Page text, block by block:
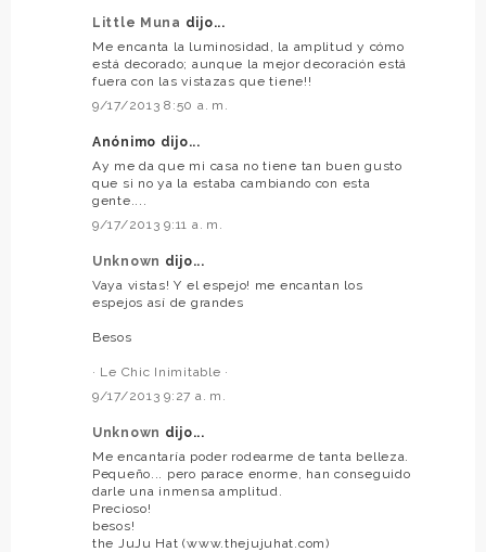
Little Muna dijo...
Me encanta la luminosidad, la amplitud y cómo
está decorado; aunque la mejor decoración está
fuera con las vistazas que tiene!!
9/17/2013 8:50 a. m.
Anónimo dijo...
Ay me da que mi casa no tiene tan buen gusto
que si no ya la estaba cambiando con esta
gente....
9/17/2013 9:11 a. m.
Unknown dijo...
Vaya vistas! Y el espejo! me encantan los
espejos así de grandes
Besos
· Le Chic Inimitable ·
9/17/2013 9:27 a. m.
Unknown dijo...
Me encantaría poder rodearme de tanta belleza.
Pequeño... pero parace enorme, han conseguido
darle una inmensa amplitud.
Precioso!
besos!
the JuJu Hat (www.thejujuhat.com)